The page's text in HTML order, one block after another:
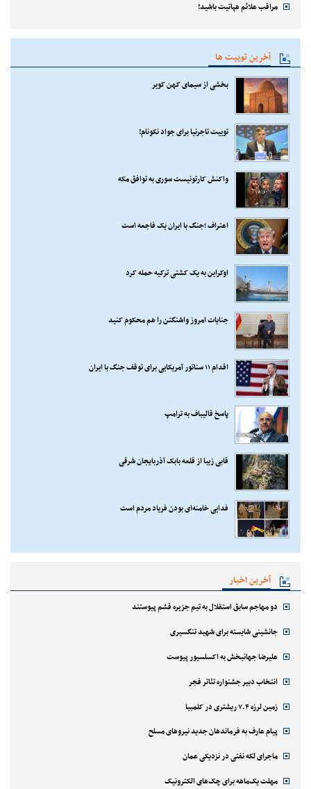
مراقب علائم هپاتیت باشید!
آخرین توییت ها
بخشی از سیمای کهن کویر
توییت تاجرنیا برای جواد نکونام!
واکنش کارتونیست سوری به توافق مکه
اعتراف ؛جنگ با ایران یک فاجعه است
اوکراین به یک کشتی ترکیه حمله کرد
جنایات امروز واشنگتن را هم محکوم کنید
اقدام ۱۱ سناتور آمریکایی برای توقف جنگ با ایران
پاسخ قالیباف به ترامپ
قابی زیبا از قلعه بابک آذربایجان شرقی
فدایی خامنه‌ای بودن فریاد مردم است
آخرین اخبار
دو مهاجم سابق استقلال به تیم جزیره قشم پیوستند
جانشینی شایسته برای شهید تنگسیری
علیرضا جهانبخش به اکسلسیور پیوست
انتخاب دبیر جشنواره تئاتر فجر
زمین لرزه ۷.۴ ریشتری در کلمبیا
پیام عارف به فرماندهان جدید نیروهای مسلح
ماجرای لکه نفتی در نزدیکی عمان
مهلت یک‌ماهه برای چک‌های الکترونیک